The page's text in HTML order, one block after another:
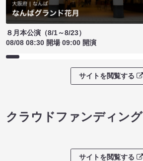
８月本公演（8/1～8/23）
08/08 08:30 開場 09:00 開演
サイトを閲覧する
クラウドファンディング
サイトを閲覧する